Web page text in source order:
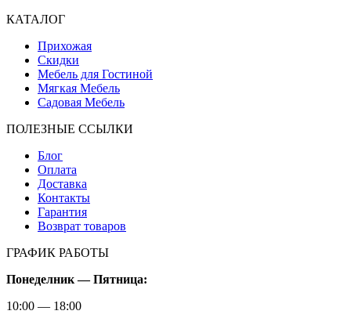
КАТАЛОГ
Прихожая
Скидки
Мебель для Гостиной
Мягкая Мебель
Садовая Мебель
ПОЛЕЗНЫЕ ССЫЛКИ
Блог
Оплата
Доставка
Контакты
Гарантия
Возврат товаров
ГРАФИК РАБОТЫ
Понеделник — Пятница:
10:00 — 18:00